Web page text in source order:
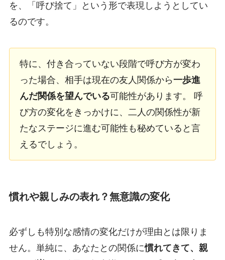
を、「呼び捨て」という形で表現しようとしてい
るのです。
特に、付き合っていない段階で呼び方が変わ
った場合、相手は現在の友人関係から一歩進
んだ関係を望んでいる可能性があります。 呼
び方の変化をきっかけに、二人の関係性が新
たなステージに進む可能性も秘めていると言
えるでしょう。
慣れや親しみの表れ？無意識の変化
必ずしも特別な感情の変化だけが理由とは限りま
せん。単純に、あなたとの関係に慣れてきて、親